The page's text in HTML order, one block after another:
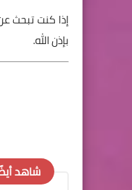
إذا كنت تبحث
بإذن الله.
شاهد